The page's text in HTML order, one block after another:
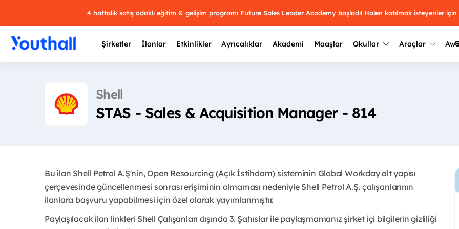
4 haftalık satış odaklı eğitim & gelişim programı Future Sales Leader Academy başladı! Halen katılmak isteyenler
Şirketler İlanlar Etkinlikler Ayrıcalıklar Akademi Maaşlar Okullar
Üniversite kulüplerini ve
keşfet.
Farklı liseleri incele ve
yakından tanı.
Araçlar
Oy ver
2025 Kazananları
2022Kazananları
Shell
STAS - Sales & Acquisition Manager - 814
Bu ilan Shell Petrol A.Ş'nin, Open Resourcing (Açık İstihdam) sisteminin Global Workday alt yapısı
çerçevesinde güncellenmesi sonrası erişiminin olmaması nedeniyle Shell Petrol A.Ş. çalışanlarının
ilanlara başvuru yapabilmesi için özel olarak yayımlanmıştır. ​
Paylaşılacak ilan linkleri Shell Çalışanları dışında 3. Şahıslar ile paylaşmamanız şirket içi bilgilerin gizliliği